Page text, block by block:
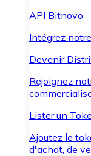
API Bitnovo
Intégrez
Devenir
Rejoignez
Lister un
Ajoutez le
d'achat, de